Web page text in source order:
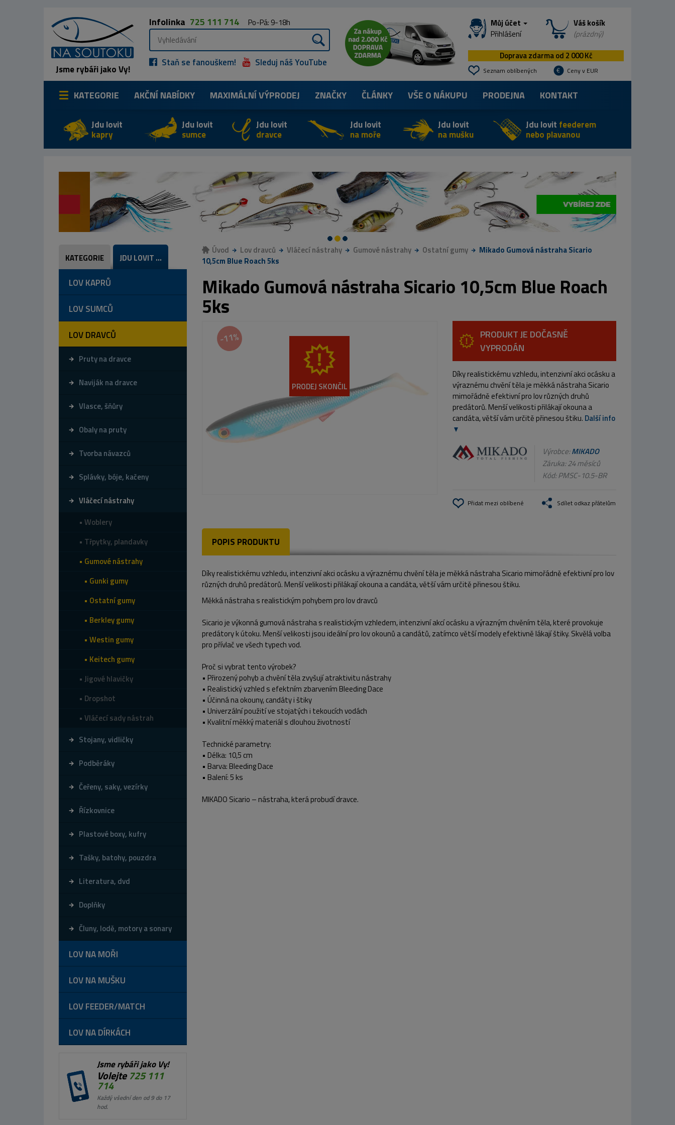
Jsme rybáři jako Vy!
Infolinka 725 111 714 Po-Pá: 9-18h
Staň se fanouškem! Sleduj náš YouTube
Můj účet
Přihlášení
Váš košík
(prázdný)
Doprava zdarma od 2 000 Kč
Seznam oblíbených Ceny v EUR
KATEGORIE AKČNÍ NABÍDKY MAXIMÁLNÍVÝPRODEJ ZNAČKY ČLÁNKY VŠE O NÁKUPU PRODEJNA KONTAKT
Jdu lovit
kapry
Jdu lovit
sumce
Jdu lovit
dravce
Jdu lovit
na moře
Jdu lovit
na mušku
Jdu lovit feederem
nebo plavanou
KATEGORIE JDU LOVIT ...
LOV KAPRŮ
LOV SUMCŮ
LOV DRAVCŮ
Pruty na dravce
Naviják na dravce
Vlasce, šňůry
Obaly na pruty
Tvorba návazců
Splávky, bóje, kačeny
Vláčecí nástrahy
Woblery
Třpytky, plandavky
Gumové nástrahy
Gunki gumy
Ostatní gumy
Berkley gumy
Westin gumy
Keitech gumy
Jigové hlavičky
Dropshot
Vláčecí sady nástrah
Stojany, vidličky
Podběráky
Čeřeny, saky, vezírky
Řízkovnice
Plastové boxy, kufry
Tašky, batohy, pouzdra
Literatura, dvd
Doplňky
Čluny, lodě, motory a sonary
LOV NA MOŘI
LOV NA MUŠKU
LOV FEEDER/MATCH
LOV NA DÍRKÁCH
Jsme rybáři jako Vy!
Volejte725 111
714
Každý všední den od 9 do 17
hod.
Úvod Lov dravců Vláčecí nástrahy Gumové nástrahy Ostatní gumy
Mikado Gumová nástraha Sicario
10,5cm Blue Roach 5ks
Mikado Gumová nástraha Sicario 10,5cm Blue Roach
5ks
-11%
PRODEJ SKONČIL
PRODUKT JE DOČASNĚ
VYPRODÁN
Díky realistickému vzhledu, intenzivní akci ocásku a
výraznému chvění těla je měkká nástraha Sicario
mimořádně efektivní pro lov různých druhů
predátorů. Menší velikosti přilákají okouna a
candáta, větší vám určitě přinesou štiku. Další info
Výrobce:MIKADO
Záruka: 24 měsíců
Kód:PMSC-10.5-BR
Přidat mezi oblíbené Sdílet odkaz přátelům
POPIS PRODUKTU
Díky realistickému vzhledu, intenzivní akci ocásku a výraznému chvění těla je měkká nástraha Sicario mimořádně efektivní pro lov
různých druhů predátorů. Menší velikosti přilákají okouna a candáta, větší vám určitě přinesou štiku.
Měkká nástraha s realistickým pohybem pro lov dravců
Sicario je výkonná gumová nástraha s realistickým vzhledem, intenzivní akcí ocásku a výrazným chvěním těla, které provokuje
predátory k útoku. Menší velikosti jsou ideální pro lov okounů a candátů, zatímco větší modely efektivně lákají štiky. Skvělá volba
pro přívlač ve všech typech vod.
Proč si vybrat tento výrobek?
• Přirozený pohyb a chvění těla zvyšují atraktivitu nástrahy
• Realistický vzhled s efektním zbarvením Bleeding Dace
• Účinná na okouny, candáty i štiky
• Univerzální použití ve stojatých i tekoucích vodách
• Kvalitní měkký materiál s dlouhou životností
Technické parametry:
• Délka: 10,5 cm
• Barva: Bleeding Dace
• Balení: 5 ks
MIKADO Sicario – nástraha, která probudí dravce.